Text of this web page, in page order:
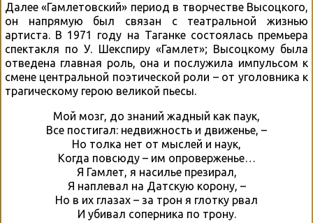
Далее «Гамлетовский» период в творчестве Высоцкого,
он напрямую был связан с театральной жизнью
артиста. В 1971 году на Таганке состоялась премьера
спектакля по У. Шекспиру «Гамлет»; Высоцкому была
отведена главная роль, она и послужила импульсом к
смене центральной поэтической роли – от уголовника к
трагическому герою великой пьесы.
Мой мозг, до знаний жадный как паук,
Все постигал: недвижность и движенье, –
Но толка нет от мыслей и наук,
Когда повсюду – им опроверженье…
Я Гамлет, я насилье презирал,
Я наплевал на Датскую корону, –
Но в их глазах – за трон я глотку рвал
И убивал соперника по трону.